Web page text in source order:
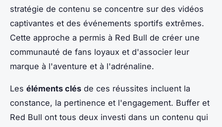
stratégie de contenu se concentre sur des vidéos
captivantes et des événements sportifs extrêmes.
Cette approche a permis à Red Bull de créer une
communauté de fans loyaux et d'associer leur
marque à l'aventure et à l'adrénaline.
Les éléments clés de ces réussites incluent la
constance, la pertinence et l'engagement. Buffer et
Red Bull ont tous deux investi dans un contenu qui